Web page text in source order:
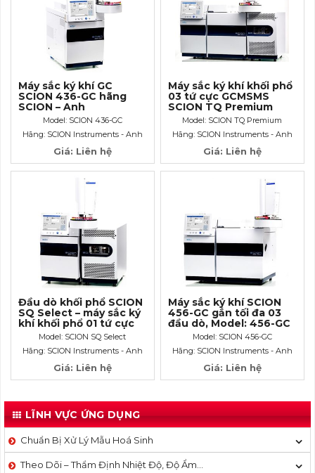
Máy sắc ký khí GC
SCION 436-GC hãng
SCION – Anh
Model: SCION 436-GC
Hãng: SCION Instruments - Anh
Giá: Liên hệ
Máy sắc ký khí khối phổ
03 tứ cực GCMSMS
SCION TQ Premium
hãng SCION
Model: SCION TQ Premium
Hãng: SCION Instruments - Anh
Giá: Liên hệ
Đầu dò khối phổ SCION
SQ Select – máy sắc ký
khí khối phổ 01 tứ cực
GCMSModel: SCION SQ Select
Hãng: SCION Instruments - Anh
Giá: Liên hệ
Máy sắc ký khí SCION
456-GC gắn tối đa 03
đầu dò, Model: 456-GC
Model: SCION 456-GC
Hãng: SCION Instruments - Anh
Giá: Liên hệ
LĨNH VỰC ỨNG DỤNG
Chuẩn Bị Xử Lý Mẫu Hoá Sinh
Theo Dõi – Thẩm Định Nhiệt Độ, Độ Ẩm…